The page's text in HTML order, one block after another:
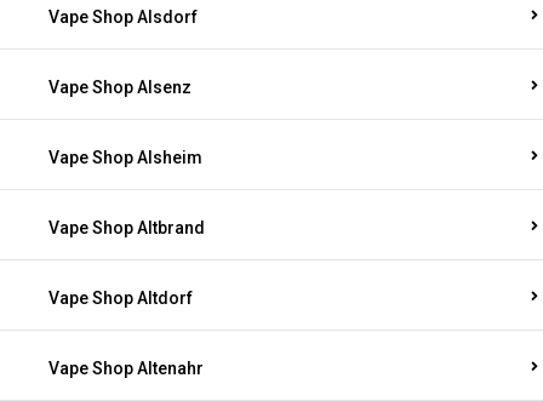
Vape Shop Alsdorf
Vape Shop Alsenz
Vape Shop Alsheim
Vape Shop Altbrand
Vape Shop Altdorf
Vape Shop Altenahr